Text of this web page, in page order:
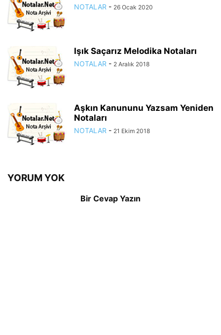
NOTALAR - 26 Ocak 2020
Işık Saçarız Melodika Notaları
NOTALAR - 2 Aralık 2018
Aşkın Kanununu Yazsam Yeniden
Notaları
NOTALAR - 21 Ekim 2018
YORUM YOK
Bir Cevap Yazın